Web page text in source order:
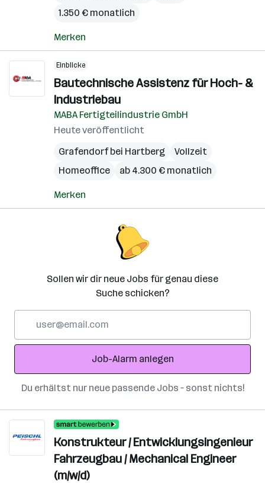
1.350 € monatlich
Merken
Einblicke
Bautechnische Assistenz für Hoch- &
Industriebau
MABA Fertigteilindustrie GmbH
Heute veröffentlicht
Grafendorf bei Hartberg
Vollzeit
Homeoffice
ab 4.300 € monatlich
Merken
Sollen wir dir neue Jobs für genau diese
Suche schicken?
Adresse
Job-Alarm anlegen
Du erhältst nur neue passende Jobs – sonst nichts!
Konstrukteur / Entwicklungsingenieur
Fahrzeugbau / Mechanical Engineer
(m/w/d)